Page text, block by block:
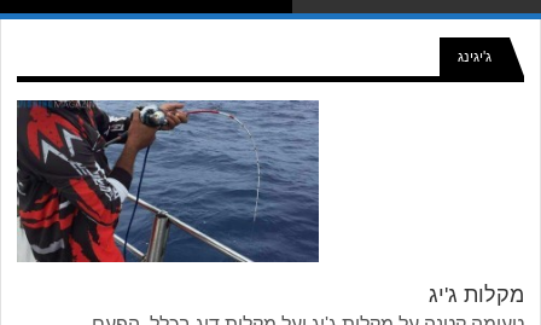
ג'יגינג
מקלות ג'יג